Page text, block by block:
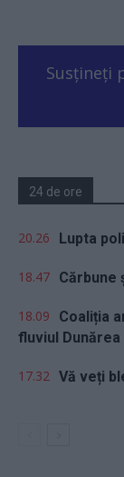
Susțineți
24 de ore
20.26 Lupta
18.47 Cărbune
18.09
Coaliția
fluviul
17.32 Vă veți